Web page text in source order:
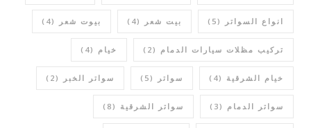
انواع السواتر (5) بيت شعر (4) بيوت شعر (4)
تركيب مظلات سيارات الدمام (2) خيام (4)
خيام الشرقية (4) سواتر (5) سواتر الخبر (2)
سواتر الدمام (3) سواتر الشرقية (8)